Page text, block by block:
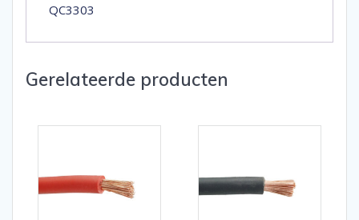
QC3303
Gerelateerde producten